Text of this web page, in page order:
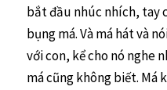
bắt đầu nhúc nhích, tay
bụng má. Và má hát và
với con, kể cho nó nghe
má cũng không biết. Má